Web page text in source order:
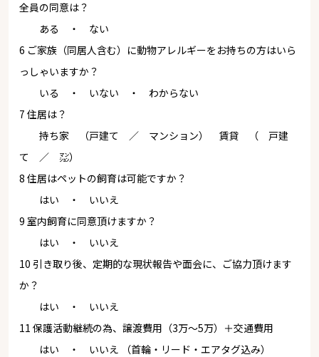
全員の同意は？
ある ・ ない
6 ご家族（同居人含む）に動物アレルギーをお持ちの方はいら
っしゃいますか？
いる ・ いない ・ わからない
7 住居は？
持ち家 （戸建て ／ マンション） 賃貸 （ 戸建
て ／ ㍇）
8 住居はペットの飼育は可能ですか？
はい ・ いいえ
9 室内飼育に同意頂けますか？
はい ・ いいえ
10 引き取り後、定期的な現状報告や面会に、ご協力頂けます
か？
はい ・ いいえ
11 保護活動継続の為、譲渡費用（3万～5万）＋交通費用
はい ・ いいえ （首輪・リード・エアタグ込み）